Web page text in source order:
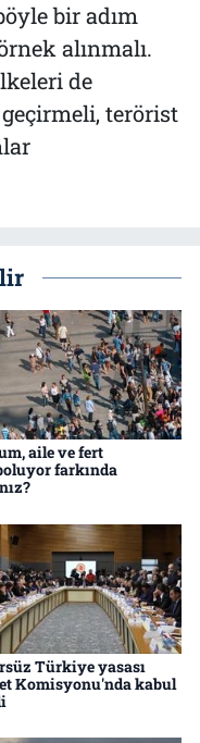
bir adım
alınmalı.
de
terörist
aile ve fert
farkında
Türkiye yasası
Komisyonu'nda kabul